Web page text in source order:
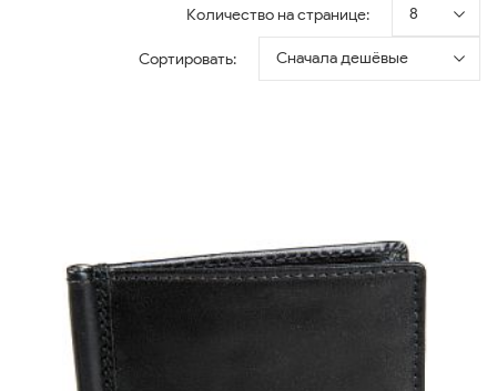
Количество на странице: 8
Сортировать: Сначала дешёвые